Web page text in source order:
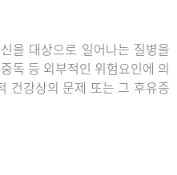
을 대상으로 일어나는 질병을
독 등 외부적인 위험요인에 의
건강상의 문제 또는 그 후유증